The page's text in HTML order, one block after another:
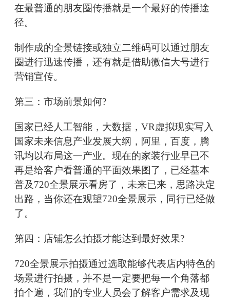
在最普通的朋友圈传播就是一个最好的传播途
径。
制作成的全景链接或独立二维码可以通过朋友
圈进行迅速传播，还有就是借助微信大号进行
营销宣传。
第三：市场前景如何?
国家已经人工智能，大数据，VR虚拟现实写入
国家未来信息产业发展大纲，阿里，百度，腾
讯均以布局这一产业。现在的家装行业早已不
再是给客户看普通的平面效果图了，已经基本
普及720全景展示看房了，未来已来，思路决定
出路，当你还在观望720全景展示，同行已经做
了。
第四：店铺怎么拍摄才能达到最好效果?
720全景展示拍摄通过选取能够代表店内特色的
场景进行拍摄，并不是一定要把每一个角落都
拍个遍，我们的专业人员会了解客户需求及现